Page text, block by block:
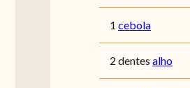
1 cebola
2 dentes alho